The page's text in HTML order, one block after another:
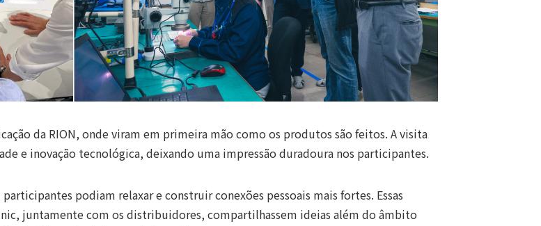
da RION, onde viram em primeira mão como os produtos são feitos. A visita
e inovação tecnológica, deixando uma impressão duradoura nos participantes.
podiam relaxar e construir conexões pessoais mais fortes. Essas
juntamente com os distribuidores, compartilhassem ideias além do âmbito